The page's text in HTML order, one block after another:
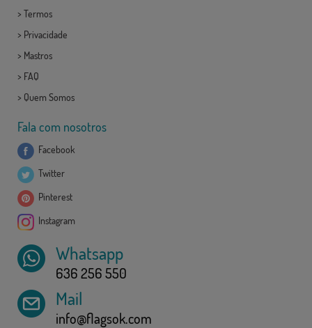
> Termos
> Privacidade
> Mastros
> FAQ
> Quem Somos
Fala com nosotros
Facebook
Twitter
Pinterest
Instagram
Whatsapp
636 256 550
Mail
info@flagsok.com